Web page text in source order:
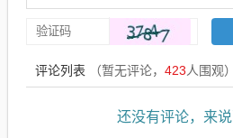
评论列表 （暂无评论， 423人围观）
还没有评论，来